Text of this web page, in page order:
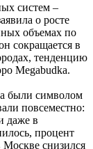
систем –
о росте
объемах по
сокращается в
тенденцию
Megabudka.
были символом
повсеместно:
даже в
процент
Москве снизился